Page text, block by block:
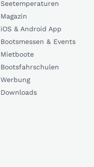
Seetemperaturen
Magazin
iOS & Android App
Bootsmessen & Events
Mietboote
Bootsfahrschulen
Werbung
Downloads